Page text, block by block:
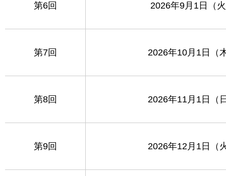
第6回 2026年9月1日（
第7回 2026年10月1日（
第8回 2026年11月1日（
第9回 2026年12月1日（